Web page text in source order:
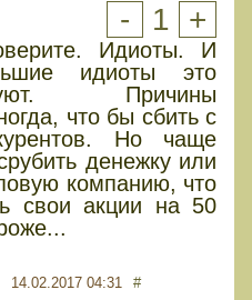
- 1 +
Идиоты. И
идиоты это
Причины
что бы сбить с
Но чаще
денежку или
компанию, что
свои акции на 50
14.02.2017 04:31 #